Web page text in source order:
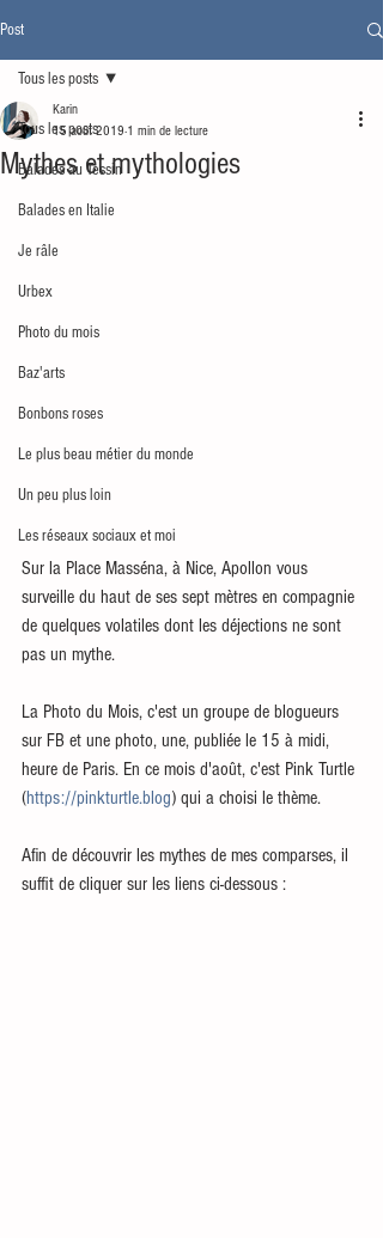
Post
Tous les posts
Balades au Tessin
Balades en Italie
Je râle
Urbex
Photo du mois
Baz'arts
Bonbons roses
Le plus beau métier du monde
Un peu plus loin
Les réseaux sociaux et moi
Tous les posts
Mythes et mythologies
Karin
15 août 2019 1 min de lecture
Sur la Place Masséna, à Nice, Apollon vous
surveille du haut de ses sept mètres en compagnie
de quelques volatiles dont les déjections ne sont
pas un mythe.
La Photo du Mois, c'est un groupe de blogueurs
sur FB et une photo, une, publiée le 15 à midi,
heure de Paris. En ce mois d'août, c'est Pink Turtle
(https://pinkturtle.blog) qui a choisi le thème.
Afin de découvrir les mythes de mes comparses, il
suffit de cliquer sur les liens ci-dessous :